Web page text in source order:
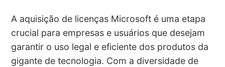
A aquisição de licenças Microsoft é uma etapa
crucial para empresas e usuários que desejam
garantir o uso legal e eficiente dos produtos da
gigante de tecnologia. Com a diversidade de